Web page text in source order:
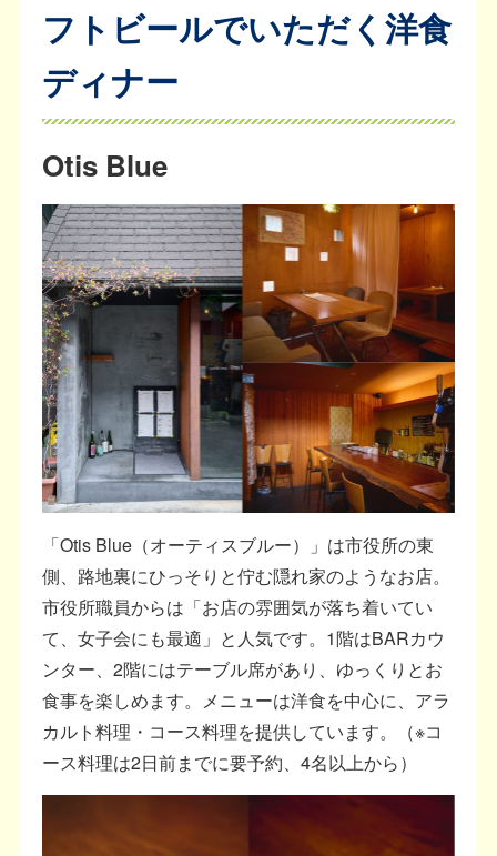
フトビールでいただく洋食
ディナー
Otis Blue
「Otis Blue（オーティスブルー）」は市役所の東
側、路地裏にひっそりと佇む隠れ家のようなお店。
市役所職員からは「お店の雰囲気が落ち着いてい
て、女子会にも最適」と人気です。1階はBARカウ
ンター、2階にはテーブル席があり、ゆっくりとお
食事を楽しめます。メニューは洋食を中心に、アラ
カルト料理・コース料理を提供しています。（※コ
ース料理は2日前までに要予約、4名以上から）